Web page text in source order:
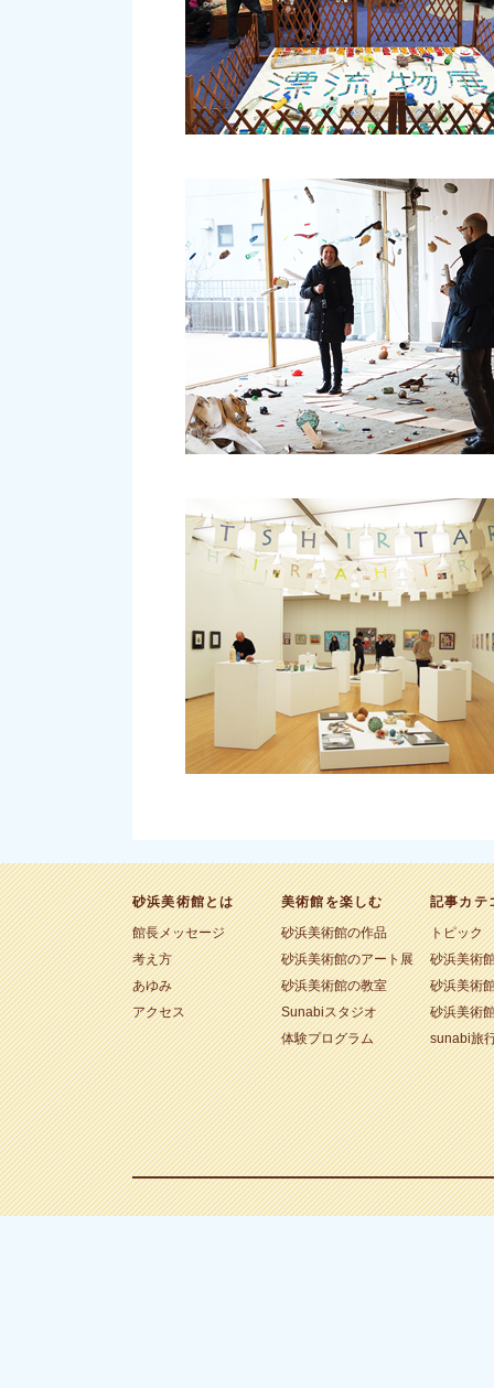
砂浜美術館とは
館長メッセージ
考え方
あゆみ
アクセス
美術館を楽しむ
砂浜美術館の作品
砂浜美術館のアート展
砂浜美術館の教室
Sunabiスタジオ
体験プログラム
記事カテ
トピック
砂浜美術
砂浜美術
砂浜美術
sunabi旅